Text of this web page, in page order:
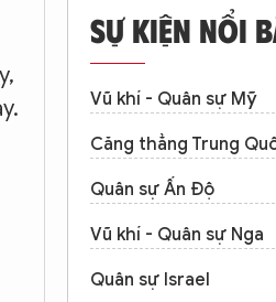
SỰ KIỆN NỔI
Vũ khí - Quân sự Mỹ
Căng thẳng Trung
Quân sự Ấn Độ
Vũ khí - Quân sự Nga
Quân sự Israel